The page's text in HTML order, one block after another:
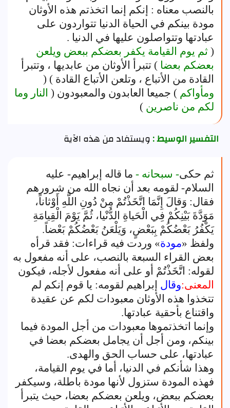
بالنصب معناه : إنكم إنما اتخذتم هذه الأوثان
مودة بينكم في الحياة الدنيا تتواردون على
عبادتها وتتواصلون عليها في الدنيا .
( ثم يوم القيامة يكفر بعضكم ببعض ويلعن
بعضكم بعضا ) تتبرأ الأوثان من عابديها ، وتتبرأ
القادة من الأتباع ، وتلعن الأتباع القادة ) (
ومأواكم ) جميعا العابدون والمعبودون ( النار وما
لكم من ناصرين )
التفسير الوسيط :ويستفاد من هذه الآية
ثم حكى- سبحانه - ما قاله إبراهيم- عليه
السلام- لقومه بعد أن نجاه الله من شرورهم
فقال: وَقالَ إِنَّمَا اتَّخَذْتُمْ مِنْ دُونِ اللَّهِ أَوْثاناً،
مَوَدَّةَ بَيْنِكُمْ فِي الْحَياةِ الدُّنْيا، ثُمَّ يَوْمَ الْقِيامَةِ
يَكْفُرُ بَعْضُكُمْ بِبَعْضٍ، وَيَلْعَنُ بَعْضُكُمْ بَعْضاً.
ولفظ «مودة» وردت فيه قراءات: فقد قرأه
بعض القراء السبعة بالنصب، على أنه مفعول به
لقوله: اتَّخَذْتُمْ أو على أنه مفعول لأجله، فيكون
المعنى:وقال إبراهيم لقومه: يا قوم إنكم لم
تتخذوا هذه الأوثان معبودات لكم عن عقيدة
واقتناع بأحقية عبادتها.
وإنما اتخذتموها معبودات من أجل المودة فيما
بينكم، ومن أجل أن يجامل بعضكم بعضا في
عبادتها، على حساب الحق والهدى.
وهذا شأنكم في الدنيا، أما في يوم القيامة،
فهذه المودة ستزول لأنها مودة باطلة، وسيكفر
بعضكم ببعض، ويلعن بعضكم بعضا، حيث يتبرأ